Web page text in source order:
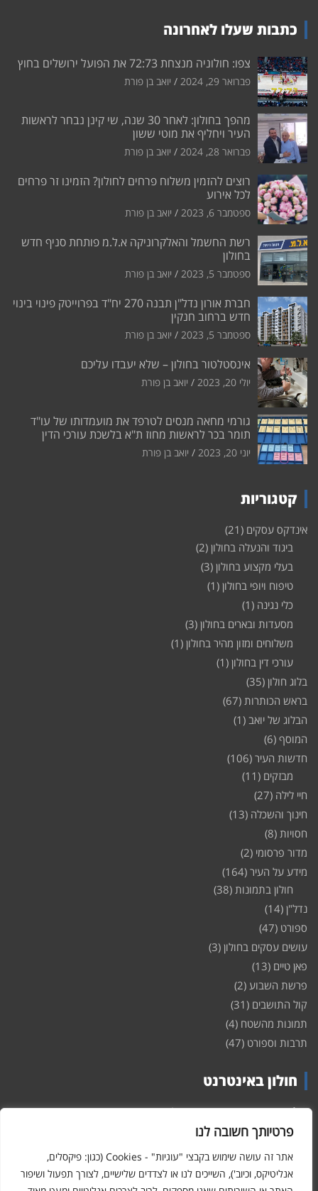
פרטיותך חשובה לנו
אתר זה עושה שימוש בקבצי "עוגיות" - Cookies (כגון: פיקסלים,
אנליטיקס, וכיוב'), השייכים לנו או לצדדים שלישיים, לצורך תפעול ושיפור
כתבות שעלו לאחרונה
צפו: חולוניה מנצחת 72:73 את הפועל ירושלים בחוץ
פברואר 29, 2024 יואב בן פורת
מהפך בחולון: לאחר 30 שנה, שי קינן נבחר לראשות
העיר ויחליף את מוטי ששון
פברואר 28, 2024 יואב בן פורת
רוצים להזמין משלוח פרחים לחולון? הזמינו זר פרחים
לכל אירוע
ספטמבר 6, 2023 יואב בן פורת
רשת החשמל והאלקרוניקה א.ל.מ פותחת סניף חדש
בחולון
ספטמבר 5, 2023 יואב בן פורת
חברת אורון נדל"ן תבנה 270 יח"ד בפרוייטק פינוי בינוי
חדש ברחוב חנקין
ספטמבר 5, 2023 יואב בן פורת
אינסטלטור בחולון – שלא יעבדו עליכם
יולי 20, 2023 יואב בן פורת
גורמי מחאה מנסים לטרפד את מועמדותו של עו"ד
תומר בכר לראשות מחוז ת"א בלשכת עורכי הדין
יוני 20, 2023 יואב בן פורת
קטגוריות
אינדקס עסקים (21)
ביגוד והנעלה בחולון (2)
בעלי מקצוע בחולון (3)
טיפוח ויופי בחולון (1)
כלי נגינה (1)
מסעדות ובארים בחולון (3)
משלוחים ומזון מהיר בחולון (1)
עורכי דין בחולון (1)
בלוג חולון (35)
בראש הכותרות (67)
הבלוג של יואב (1)
המוסף (6)
חדשות העיר (106)
מבזקים (11)
חיי לילה (27)
חינוך והשכלה (13)
חסויות (8)
מדור פרסומי (2)
מידע על העיר (164)
חולון בתמונות (38)
נדל"ן (14)
ספורט (47)
עושים עסקים בחולון (3)
פאן טיים (13)
פרשת השבוע (2)
קול התושבים (31)
תמונות מהשטח (4)
תרבות וספורט (47)
חולון באינטרנט
חולוןבאינטרנט – האתר שמביא לכם עדכונים ומידע מהשטח מהעיר
חולון. במה פתוחה לקול תושבי חולון באינטרנט, מידע על
ופרוייקטים חדשים בעיר, חיי לילה, וכן טורי דעה, עסקים בחולון, ודיונים על
הנעשה בעיר. אתם מוזמנים ומוזמנות להשתתף בדיון ולשלוח לנו כתבות
ואף להגיב על הכתבות המפורסמות באתר.